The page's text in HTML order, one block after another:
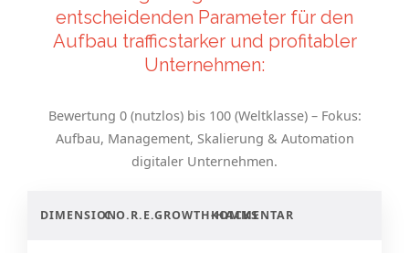
entscheidenden Parameter für den
Aufbau trafficstarker und profitabler
Unternehmen:
Bewertung 0 (nutzlos) bis 100 (Weltklasse) – Fokus:
Aufbau, Management, Skalierung & Automation
digitaler Unternehmen.
DIMENSIONC.O.R.E.GROWTH-HACKS
KOMMENTAR